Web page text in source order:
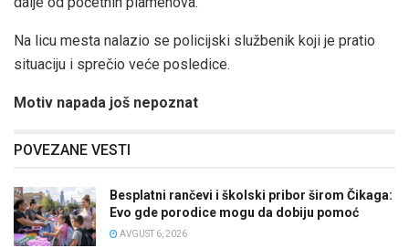
Na licu mesta nalazio se policijski službenik koji je pratio
situaciju i sprečio veće posledice.
Motiv napada još nepoznat
POVEZANE VESTI
Besplatni rančevi i školski pribor širom Čikaga:
Evo gde porodice mogu da dobiju pomoć
AVGUST 6, 2026